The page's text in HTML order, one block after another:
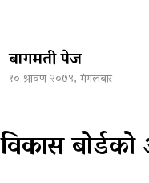
बागमती पेज
१० श्रावण २०७९, मंगलबार